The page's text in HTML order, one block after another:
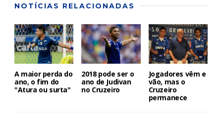
NOTÍCIAS RELACIONADAS
A maior perda do
ano, o fim do
"Atura ou surta"
2018 pode ser o
ano de Judivan
no Cruzeiro
Jogadores vêm e
vão, mas o
Cruzeiro
permanece